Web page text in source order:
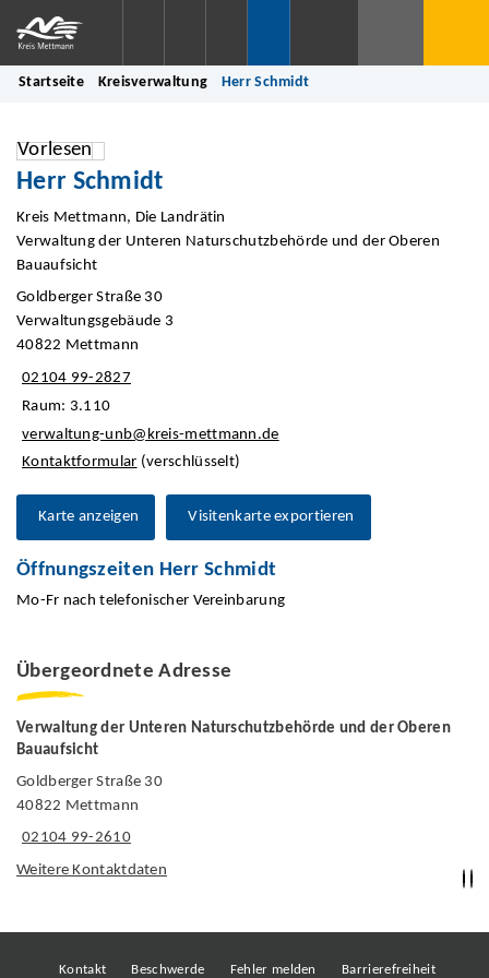
Startseite Kreisverwaltung Herr Schmidt
Vorlesen
Herr Schmidt
Kreis Mettmann, Die Landrätin
Verwaltung der Unteren Naturschutzbehörde und der Oberen
Bauaufsicht
Goldberger Straße 30
Verwaltungsgebäude 3
40822 Mettmann
02104 99-2827
Raum: 3.110
verwaltung-unb@kreis-mettmann.de
Kontaktformular (verschlüsselt)
Karte anzeigen Visitenkarte exportieren
Öffnungszeiten Herr Schmidt
Mo-Fr nach telefonischer Vereinbarung
Übergeordnete Adresse
Verwaltung der Unteren Naturschutzbehörde und der Oberen
Bauaufsicht
Goldberger Straße 30
40822 Mettmann
02104 99-2610
Weitere Kontaktdaten
Kontakt Beschwerde Fehler melden Barrierefreiheit